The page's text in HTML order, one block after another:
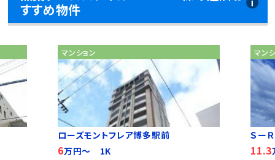
すすめ物件
マンション
ローズモントフレア博多駅前
6万円～ 1K
マン
Ｓー
11.3